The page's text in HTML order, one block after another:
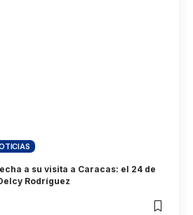
a su visita a Caracas: el 24 de
Rodríguez